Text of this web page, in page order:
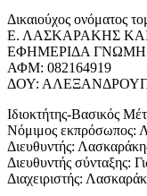
Δικαιούχος ονόματος
Ε. ΛΑΣΚΑΡΑΚΗΣ ΚΑΙ
ΕΦΗΜΕΡΙΔΑ ΓΝΩΜΗ
ΑΦΜ: 082164919
ΔΟΥ:
Ιδιοκτήτης-Βασικός
Νόμιμος εκπρόσωπος:
Διευθυντής:
Διευθυντής σύνταξης:
Διαχειριστής: